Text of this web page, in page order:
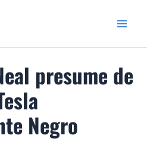
presume de
Negro